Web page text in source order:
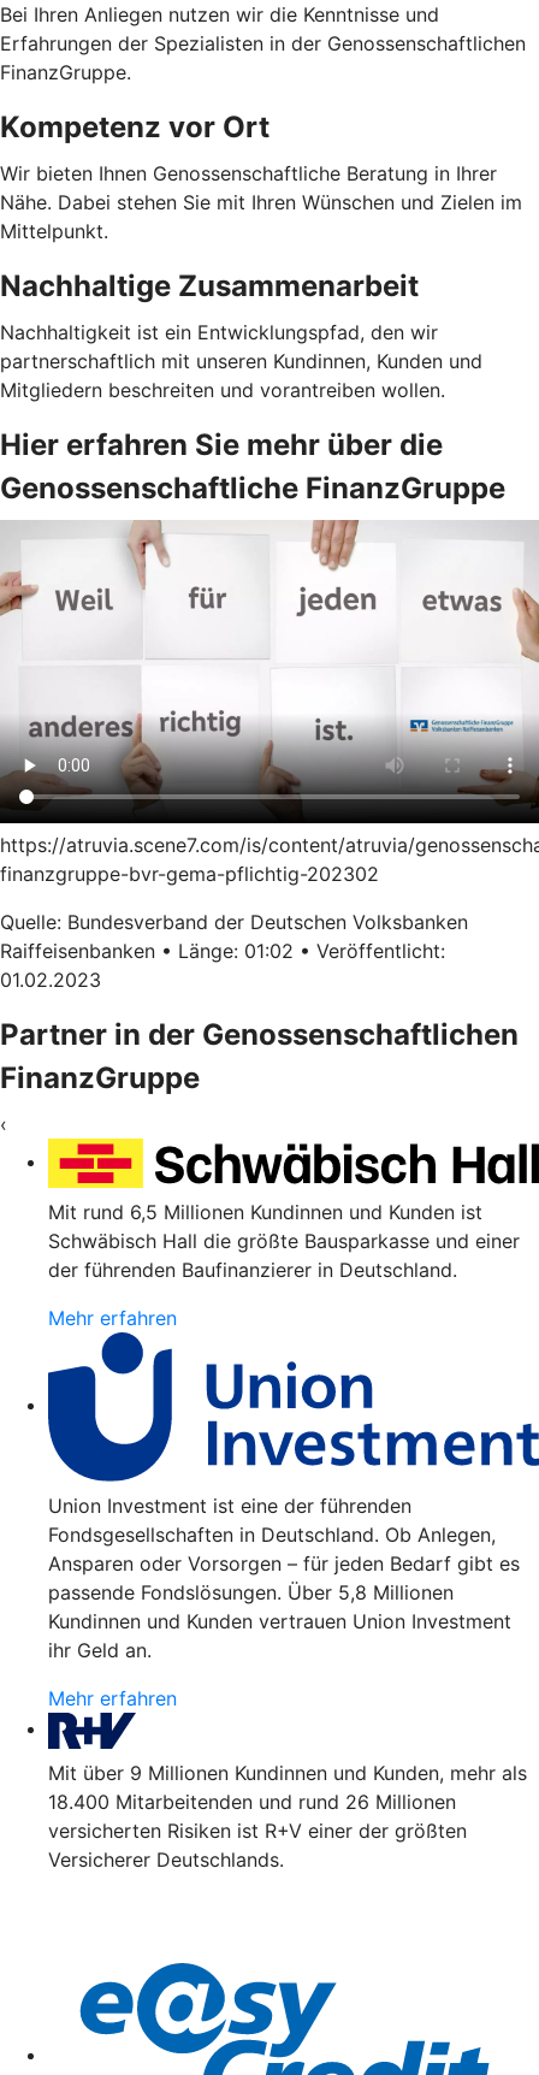
Bei Ihren Anliegen nutzen wir die Kenntnisse und
Erfahrungen der Spezialisten in der Genossenschaftlichen
FinanzGruppe.
Kompetenz vor Ort
Wir bieten Ihnen Genossenschaftliche Beratung in Ihrer
Nähe. Dabei stehen Sie mit Ihren Wünschen und Zielen im
Mittelpunkt.
Nachhaltige Zusammenarbeit
Nachhaltigkeit ist ein Entwicklungspfad, den wir
partnerschaftlich mit unseren Kundinnen, Kunden und
Mitgliedern beschreiten und vorantreiben wollen.
Hier erfahren Sie mehr über die
Genossenschaftliche FinanzGruppe
https://atruvia.scene7.com/is/content/atruvia/
finanzgruppe-bvr-gema-pflichtig-202302
Quelle: Bundesverband der Deutschen Volksbanken
Raiffeisenbanken • Länge: 01:02 • Veröffentlicht:
01.02.2023
Partner in der Genossenschaftlichen
FinanzGruppe
‹
Mit rund 6,5 Millionen Kundinnen und Kunden ist
Schwäbisch Hall die größte Bausparkasse und einer
der führenden Baufinanzierer in Deutschland.
Mehr erfahren
Union Investment ist eine der führenden
Fondsgesellschaften in Deutschland. Ob Anlegen,
Ansparen oder Vorsorgen – für jeden Bedarf gibt es
passende Fondslösungen. Über 5,8 Millionen
Kundinnen und Kunden vertrauen Union Investment
ihr Geld an.
Mehr erfahren
Mit über 9 Millionen Kundinnen und Kunden, mehr als
18.400 Mitarbeitenden und rund 26 Millionen
versicherten Risiken ist R+V einer der größten
Versicherer Deutschlands.